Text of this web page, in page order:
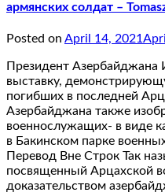
армянских солдат –
Posted on April 14, 2021
Президент Азербайджана
выставку,
погибших в последней
Азербайджана также
военнослужащих- в виде
в Бакинском парке
Перевод Вне Строк Так
посвященный Арцахской
доказательством